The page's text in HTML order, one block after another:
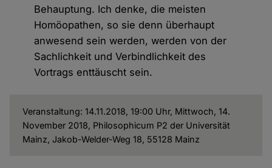
Behauptung. Ich denke, die meisten
Homöopathen, so sie denn überhaupt
anwesend sein werden, werden von der
Sachlichkeit und Verbindlichkeit des
Vortrags enttäuscht sein.
Veranstaltung: 14.11.2018, 19:00 Uhr, Mittwoch, 14.
November 2018, Philosophicum P2 der Universität
Mainz, Jakob-Welder-Weg 18, 55128 Mainz